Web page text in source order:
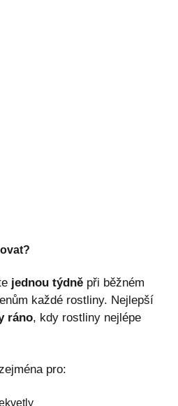
jednou týdně při běžném
každé rostliny. Nejlepší
ráno, kdy rostliny nejlépe
pro: